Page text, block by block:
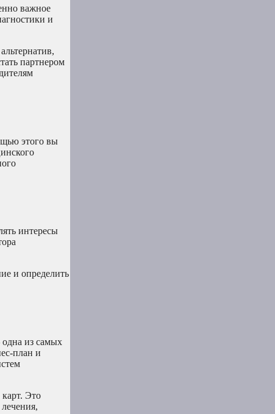
важное
и
партнером
этого вы
интересы
и определить
из самых
план и
Это